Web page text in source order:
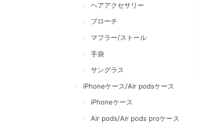
ヘアアクセサリー
ブローチ
マフラー/ストール
手袋
サングラス
iPhoneケース/Air podsケース
iPhoneケース
Air pods/Air pods proケース